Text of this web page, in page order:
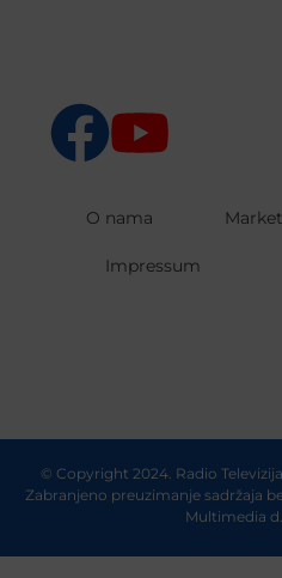
O nama
Impressum
© Copyright 2024. Radio
Zabranjeno preuzimanje sadržaja
Multimedia